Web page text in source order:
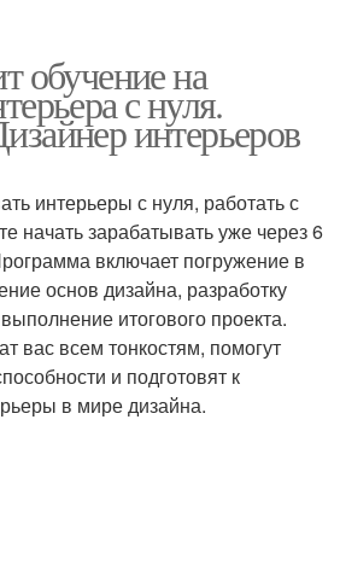
обучение на
с нуля.
интерьеров
интерьеры с нуля, работать с
начать зарабатывать уже через 6
включает погружение в
основ дизайна, разработку
итогового проекта.
вас всем тонкостям, помогут
и подготовят к
в мире дизайна.